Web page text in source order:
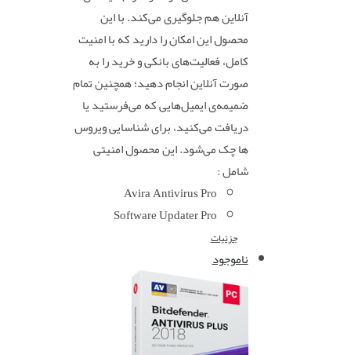
آنلاین هم جلوگیری می‌کند. با این
محصول این امکان را دارید که با امنیت
کامل، فعالیت‌های بانکی و خرید را به
صورت آنلاین انجام دهید؛ همچنین تمام
ضمیمه‌ی ایمیل‌هایی که می‌فرستید یا
دریافت می‌کنید، برای شناسایی ویروس
ها چک می‌شود. این محصول امنیتی
شامل :
Avira Antivirus Pro
Software Updater Pro
جزئیات
ناموجود